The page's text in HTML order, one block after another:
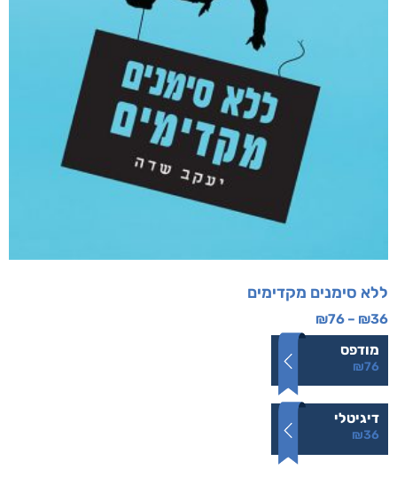
ללא סימנים מקדימים
₪36
–
₪76
מודפס
₪76
דיגיטלי
₪36